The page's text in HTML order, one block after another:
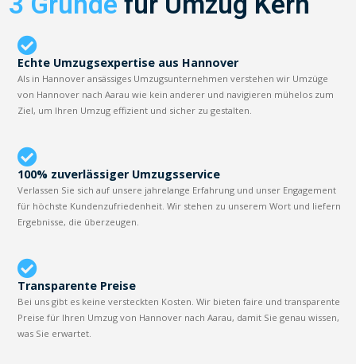
Echte Umzugsexpertise aus Hannover
Als in Hannover ansässiges Umzugsunternehmen verstehen wir Umzüge
von Hannover nach Aarau wie kein anderer und navigieren mühelos zum
Ziel, um Ihren Umzug effizient und sicher zu gestalten.
100% zuverlässiger Umzugsservice
Verlassen Sie sich auf unsere jahrelange Erfahrung und unser Engagement
für höchste Kundenzufriedenheit. Wir stehen zu unserem Wort und liefern
Ergebnisse, die überzeugen.
Transparente Preise
Bei uns gibt es keine versteckten Kosten. Wir bieten faire und transparente
Preise für Ihren Umzug von Hannover nach Aarau, damit Sie genau wissen,
was Sie erwartet.